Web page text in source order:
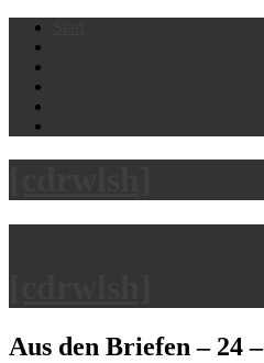
Skip
content
Aus den Briefen – 24 –